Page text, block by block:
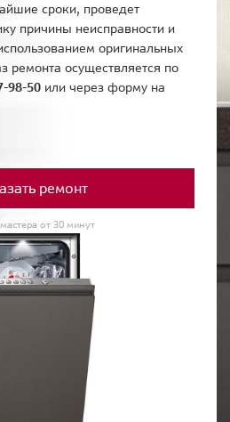
сроки, проведет
причины неисправности и
оригинальных
ремонта осуществляется по
98-50 или через форму на
ремонт
от 30 минут